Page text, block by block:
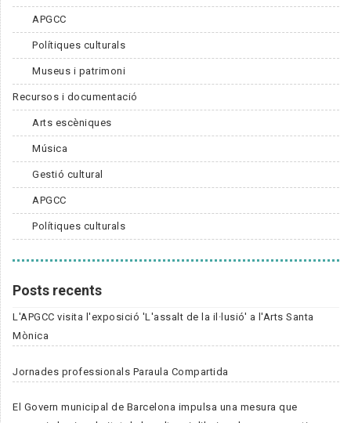
APGCC
Polítiques culturals
Museus i patrimoni
Recursos i documentació
Arts escèniques
Música
Gestió cultural
APGCC
Polítiques culturals
Posts recents
L'APGCC visita l'exposició 'L'assalt de la il·lusió' a l'Arts Santa
Mònica
Jornades professionals Paraula Compartida
El Govern municipal de Barcelona impulsa una mesura que